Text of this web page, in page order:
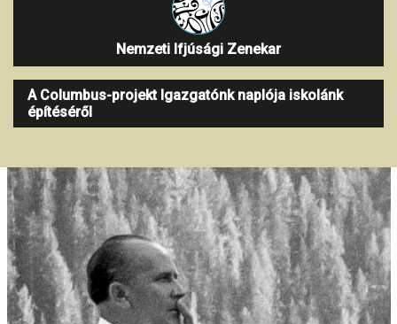
Nemzeti Ifjúsági Zenekar
A Columbus-projekt Igazgatónk naplója iskolánk
építéséről